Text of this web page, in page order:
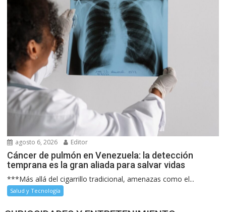
agosto 6, 2026 Editor
Cáncer de pulmón en Venezuela: la detección
temprana es la gran aliada para salvar vidas
***Más allá del cigarrillo tradicional, amenazas como el...
Salud y Tecnología